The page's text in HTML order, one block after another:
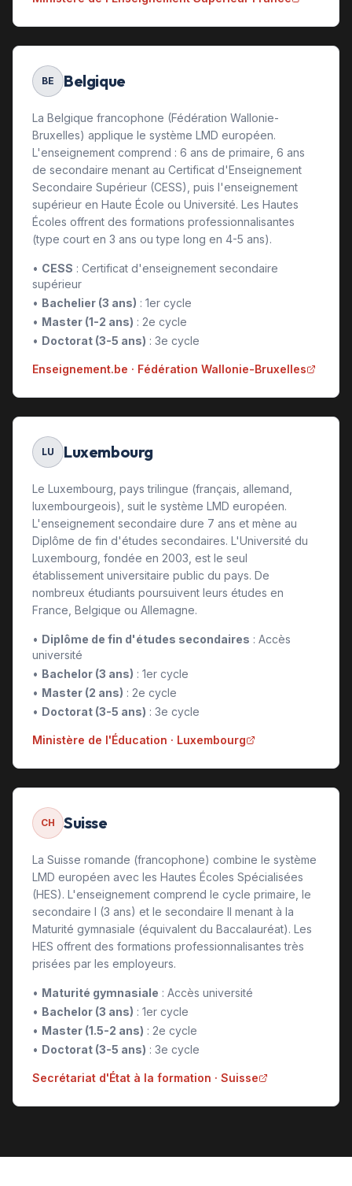
BE Belgique
La Belgique francophone (Fédération Wallonie-
Bruxelles) applique le système LMD européen.
L'enseignement comprend : 6 ans de primaire, 6 ans
de secondaire menant au Certificat d'Enseignement
Secondaire Supérieur (CESS), puis l'enseignement
supérieur en Haute École ou Université. Les Hautes
Écoles offrent des formations professionnalisantes
(type court en 3 ans ou type long en 4-5 ans).
• CESS : Certificat d'enseignement secondaire
supérieur
• Bachelier (3 ans) : 1er cycle
• Master (1-2 ans) : 2e cycle
• Doctorat (3-5 ans) : 3e cycle
Enseignement.be · Fédération Wallonie-Bruxelles
LU Luxembourg
Le Luxembourg, pays trilingue (français, allemand,
luxembourgeois), suit le système LMD européen.
L'enseignement secondaire dure 7 ans et mène au
Diplôme de fin d'études secondaires. L'Université du
Luxembourg, fondée en 2003, est le seul
établissement universitaire public du pays. De
nombreux étudiants poursuivent leurs études en
France, Belgique ou Allemagne.
• Diplôme de fin d'études secondaires : Accès
université
• Bachelor (3 ans) : 1er cycle
• Master (2 ans) : 2e cycle
• Doctorat (3-5 ans) : 3e cycle
Ministère de l'Éducation · Luxembourg
CH Suisse
La Suisse romande (francophone) combine le système
LMD européen avec les Hautes Écoles Spécialisées
(HES). L'enseignement comprend le cycle primaire, le
secondaire I (3 ans) et le secondaire II menant à la
Maturité gymnasiale (équivalent du Baccalauréat). Les
HES offrent des formations professionnalisantes très
prisées par les employeurs.
• Maturité gymnasiale : Accès université
• Bachelor (3 ans) : 1er cycle
• Master (1.5-2 ans) : 2e cycle
• Doctorat (3-5 ans) : 3e cycle
Secrétariat d'État à la formation · Suisse